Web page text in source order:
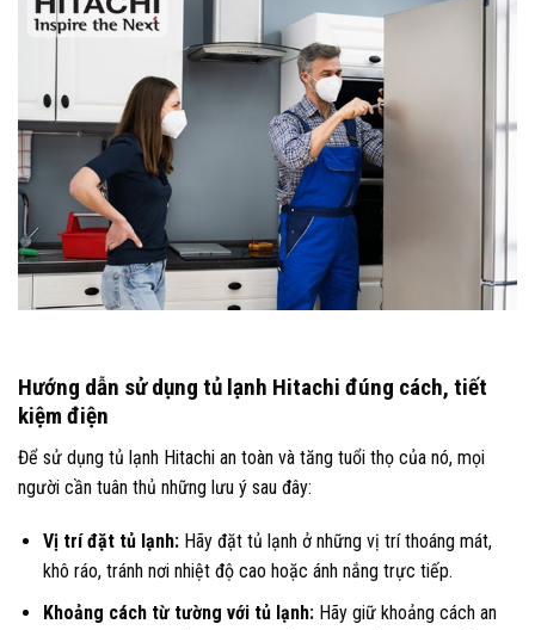
Hướng dẫn sử dụng tủ lạnh Hitachi đúng cách, tiết
kiệm điện
Để sử dụng tủ lạnh Hitachi an toàn và tăng tuổi thọ của nó, mọi
người cần tuân thủ những lưu ý sau đây:
Vị trí đặt tủ lạnh:Hãy đặt tủ lạnh ở những vị trí thoáng mát,
khô ráo, tránh nơi nhiệt độ cao hoặc ánh nắng trực tiếp.
Khoảng cách từ tường với tủ lạnh:Hãy giữ khoảng cách an